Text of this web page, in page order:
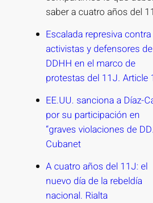
saber a cuatro años del
Escalada represiva contra
activistas y defensores de
DDHH en el marco de
protestas del 11J. Article
EE.UU. sanciona a Díaz-
por su participación en
“graves violaciones de
Cubanet
A cuatro años del 11J: el
nuevo día de la rebeldía
nacional. Rialta